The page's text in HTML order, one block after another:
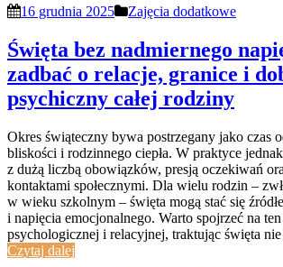
16 grudnia 2025 Zajęcia dodatkowe
Święta bez nadmiernego
zadbać o relacje, granice i
psychiczny całej rodziny
Okres świąteczny bywa postrzegany jako czas
bliskości i rodzinnego ciepła. W praktyce
z dużą liczbą obowiązków, presją oczekiwań
kontaktami społecznymi. Dla wielu rodzin –
w wieku szkolnym – święta mogą stać się
i napięcia emocjonalnego. Warto spojrzeć na
psychologicznej i relacyjnej, traktując święta
Czytaj dalej